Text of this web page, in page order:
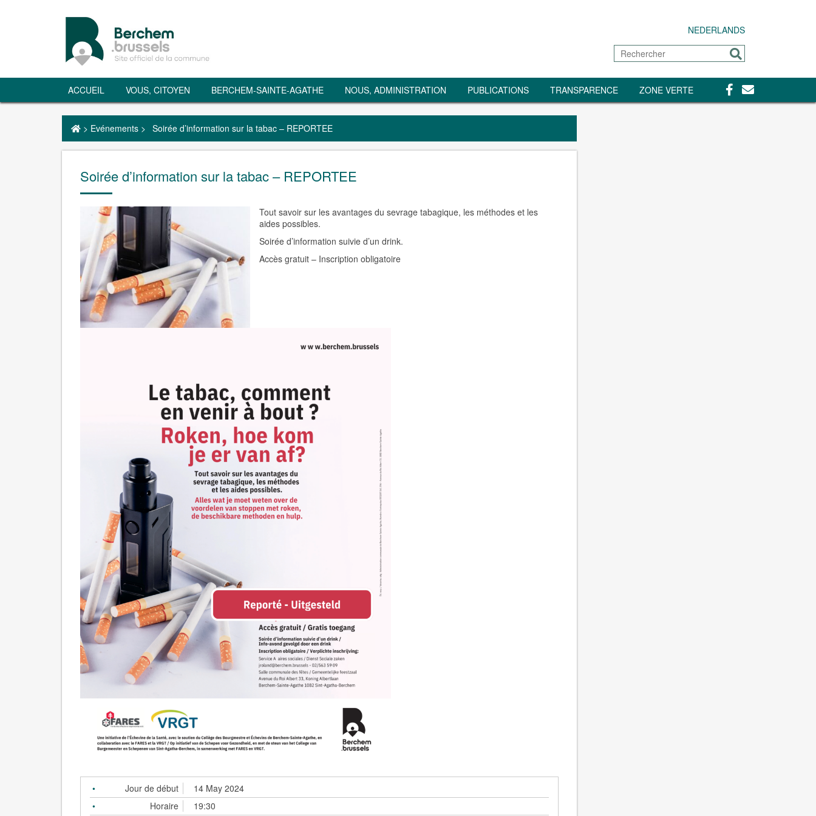
NEDERLANDS
Rechercher
Envoyer
ACCUEIL VOUS, CITOYEN BERCHEM-SAINTE-AGATHE NOUS, ADMINISTRATION PUBLICATIONS TRANSPARENCE ZONE VERTE Facebook
Contact
> Evénements > Soirée d’information sur la tabac – REPORTEE
Soirée d’information sur la tabac – REPORTEE
Tout savoir sur les avantages du sevrage tabagique, les méthodes et les
aides possibles.
Soirée d’information suivie d’un drink.
Accès gratuit – Inscription obligatoire
Jour de début
14 May 2024
Horaire
19:30